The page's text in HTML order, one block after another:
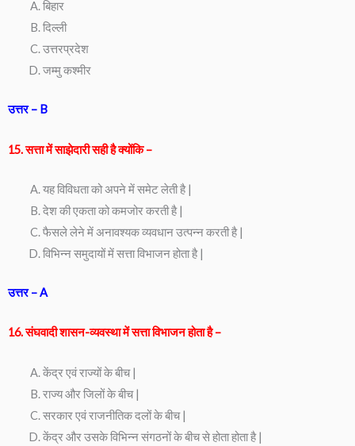
बिहार
दिल्ली
उत्तरप्रदेश
जम्मु कश्मीर
उत्तर – B
15. सत्ता में साझेदारी सही है क्योंकि –
यह विविधता को अपने में समेट लेती है |
देश की एकता को कमजोर करती है |
फैसले लेने में अनावश्यक व्यवधान उत्पन्न करती है |
विभिन्न समुदायों में सत्ता विभाजन होता है |
उत्तर – A
16. संघवादी शासन-व्यवस्था में सत्ता विभाजन होता है –
केंद्र एवं राज्यों के बीच |
राज्य और जिलों के बीच |
सरकार एवं राजनीतिक दलों के बीच |
केंद्र और उसके विभिन्न संगठनों के बीच से होता होता है |